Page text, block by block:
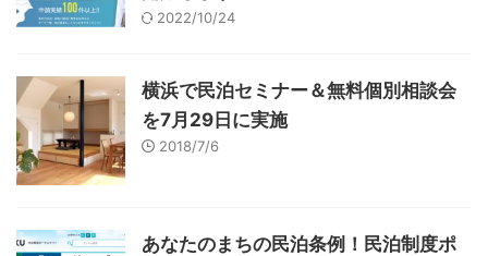
2022/10/24
横浜で民泊セミナー＆無料個別相談会
を7月29日に実施
2018/7/6
あなたのまちの民泊条例！民泊制度ポ